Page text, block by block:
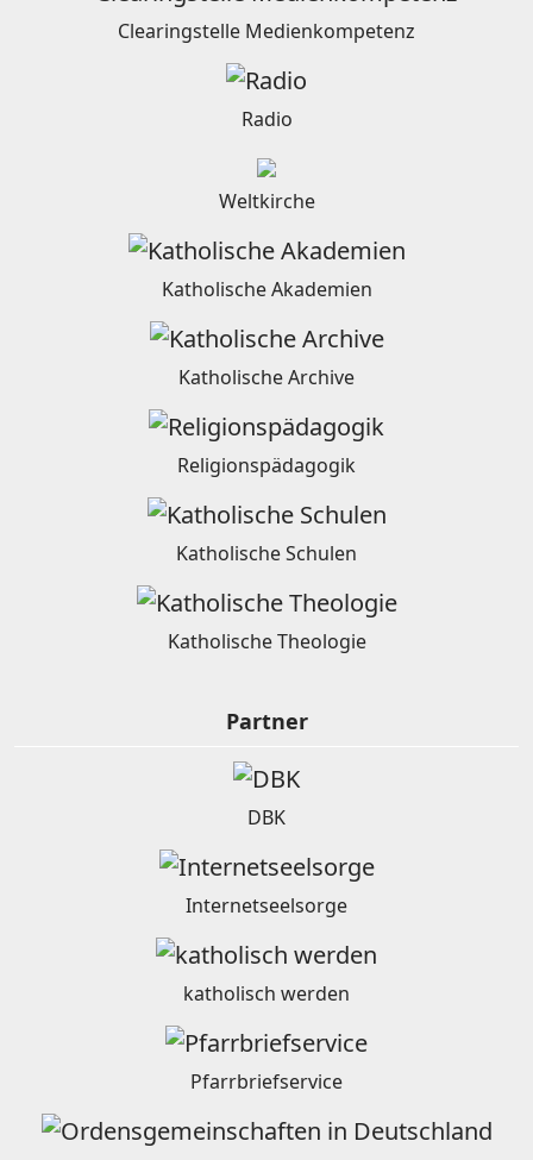
Clearingstelle Medienkompetenz
Radio
Weltkirche
Katholische Akademien
Katholische Archive
Religionspädagogik
Katholische Schulen
Katholische Theologie
Partner
DBK
Internetseelsorge
katholisch werden
Pfarrbriefservice